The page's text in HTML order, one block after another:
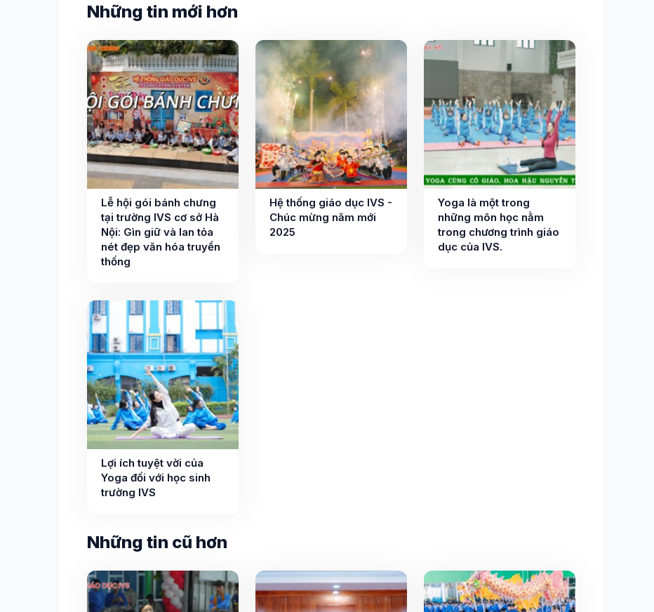
Những tin mới hơn
Lễ hội gói bánh chưng
tại trường IVS cơ sở Hà
Nội: Gìn giữ và lan tỏa
nét đẹp văn hóa truyền
thống
Hệ thống giáo dục IVS -
Chúc mừng năm mới
2025
Yoga là một trong
những môn học nằm
trong chương trình giáo
dục của IVS.
Lợi ích tuyệt vời của
Yoga đối với học sinh
trường IVS
Những tin cũ hơn